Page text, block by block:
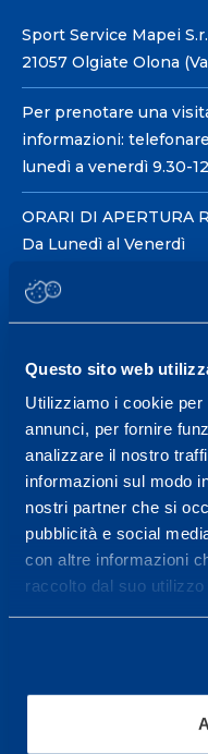
Questo sito web
Utilizziamo i cookie
annunci, per fornire
analizzare il nostro
informazioni sul modo
nostri partner che si
pubblicità e social
con altre informazioni
raccolto dal suo
Sport Service Mapei
21057 Olgiate Olona
Per prenotare una
informazioni:
lunedì a venerdì 9.30-
ORARI DI APERTURA
Da Lunedì al Venerdì
Centro
wellness.
Maggiori
Servizi
Servizi Medici